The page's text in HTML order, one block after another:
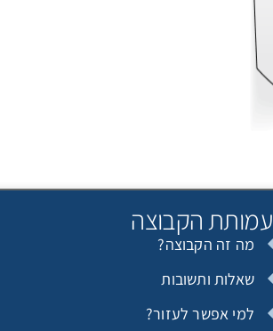
עמותת הקבוצה
מה זה הקבוצה?
שאלות ותשובות
למי אפשר לעזור?